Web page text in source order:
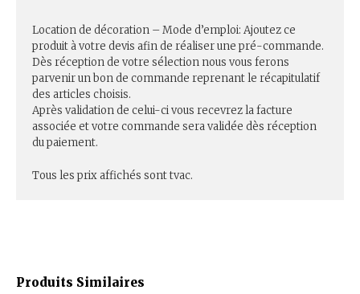
Produits Similaires
Location de décoration – Mode d’emploi: Ajoutez ce
produit à votre devis afin de réaliser une pré-commande.
Dès réception de votre sélection nous vous ferons
parvenir un bon de commande reprenant le récapitulatif
des articles choisis.
Après validation de celui-ci vous recevrez la facture
associée et votre commande sera validée dès réception
du paiement.
Tous les prix affichés sont tvac.